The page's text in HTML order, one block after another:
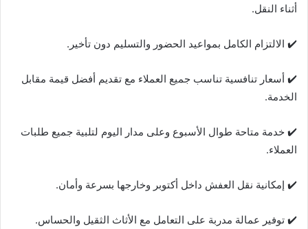
أثناء النقل.
✔️ الالتزام الكامل بمواعيد الحضور والتسليم دون تأخير.
✔️ أسعار تنافسية تناسب جميع العملاء مع تقديم أفضل قيمة مقابل
الخدمة.
✔️ خدمة متاحة طوال الأسبوع وعلى مدار اليوم لتلبية جميع طلبات
العملاء.
✔️ إمكانية نقل العفش داخل أكتوبر وخارجها بسرعة وأمان.
✔️ توفير عمالة مدربة على التعامل مع الأثاث الثقيل والحساس.